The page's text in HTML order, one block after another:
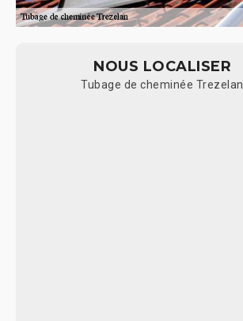
NOUS LOCALISER
Tubage de cheminée Trezelan